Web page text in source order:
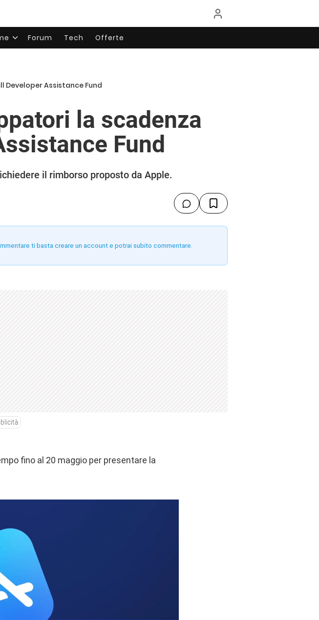
Forum Tech Offerte
Assistance Fund
la scadenza
Fund
il rimborso proposto da Apple.
ti basta creare un account e potrai subito commentare.
fino al 20 maggio per presentare la